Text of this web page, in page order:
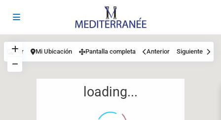
loading...
Ver Mi Ubicación Pantalla completa Anterior Siguiente